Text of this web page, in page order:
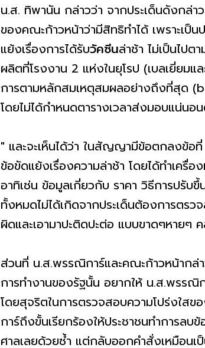
น.ส. ทิพานัน กล่าวว่า จากประเด็นดังกล่า
ของคณะก้าวหน้าว่ามีสิทธิทำได้ เพราะเป็
แย้งเรื่องการได้รับวัคซีนล่าช้า ไม่เป็นไป
ผลิตที่โรงงาน 2 แห่งในยุโรป (เบลเยี่ยม
การตามหลักสมเหตุสมผลอย่างถึงที่สุด
โดยไม่ได้กำหนดตารางเวลาส่งมอบแน่น
" และจะเห็นได้ว่า ในสัญญามีข้อตกลงข้
ข้อขัดแย้งเรื่องความล่าช้า โดยได้ทำเค
อาทิเช่น ข้อมูลเกี่ยวกับ ราคา วิธีการปรั
ทั้งหมดไม่ได้เกิดจากประเด็นต้องการตร
ผิดและเอามาปะติดปะต่อ แบบขาดๆหายๆ
ส่วนที่ น.ส.พรรณิการ์และคณะก้าวหน้ากล่
การทำงานของรัฐนั้น อยากให้ น.ส.พรรณิ
โดยสุจริตในการตรวจสอบความโปร่งใส
การ์ถึงขั้นเรียกร้องให้ประชาชนทำการล
ศาลเลยด้วยซ้ำ แต่กลับออกคำสั่งเหมือนเ